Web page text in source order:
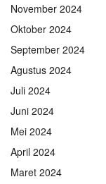
November 2024
Oktober 2024
September 2024
Agustus 2024
Juli 2024
Juni 2024
Mei 2024
April 2024
Maret 2024